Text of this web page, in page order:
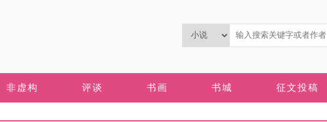
非虚构 评谈 书画 书城 征文投稿